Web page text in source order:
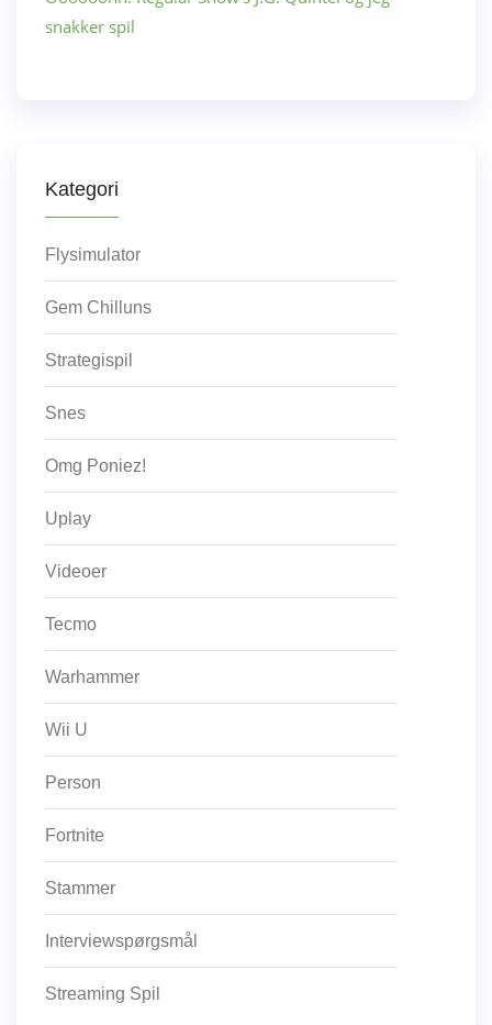
snakker spil
Kategori
Flysimulator
Gem Chilluns
Strategispil
Snes
Omg Poniez!
Uplay
Videoer
Tecmo
Warhammer
Wii U
Person
Fortnite
Stammer
Interviewspørgsmål
Streaming Spil